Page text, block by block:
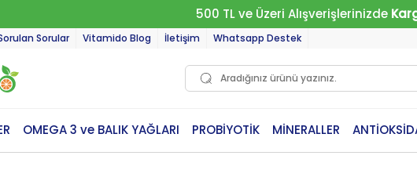
500 TL ve Üzeri Alışverişlerinizde
Sorular Vitamido Blog İletişim Whatsapp Destek
OMEGA 3 ve BALIK YAĞLARI PROBİYOTİK MİNERALLER